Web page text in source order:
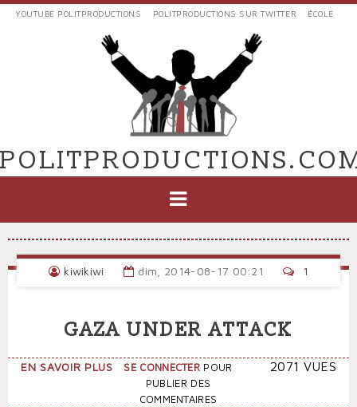
Aller
EXTERNES
POLIT'PRODUCTIONS
YOUTUBE POLITPRODUCTIONS POLITPRODUCTIONS SUR TWITTER ÉCOLE
PRINCIPALE
kiwikiwi dim, 2014-08-17 00:21 1
GAZA UNDER ATTACK
EN SAVOIR PLUS SUR
UNDER
SE CONNECTER POUR
PUBLIER DES
COMMENTAIRES
2071 VUES